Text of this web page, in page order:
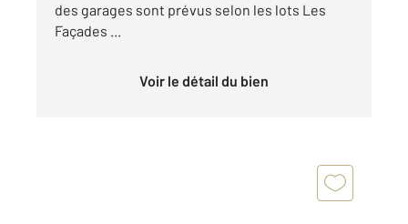
des garages sont prévus selon les lots Les
Façades ...
Voir le détail du bien